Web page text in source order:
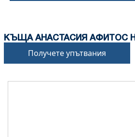
КЪЩА АНАСТАСИЯ АФИТОС
Получете упътвания